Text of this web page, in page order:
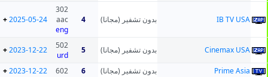
IB TV USA بدون تشفير (مجانا) 4
302
aac
eng
2025-05-24
+
Cinemax USA بدون تشفير (مجانا) 5
502
urd
2023-12-22
+
Prime Asia بدون تشفير (مجانا) 6
602
2023-12-22
+